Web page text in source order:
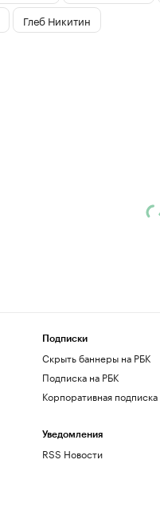
Глеб Никитин
Подписки
Скрыть баннеры на РБК
Подписка на РБК
Корпоративная подписка
Уведомления
RSS Новости